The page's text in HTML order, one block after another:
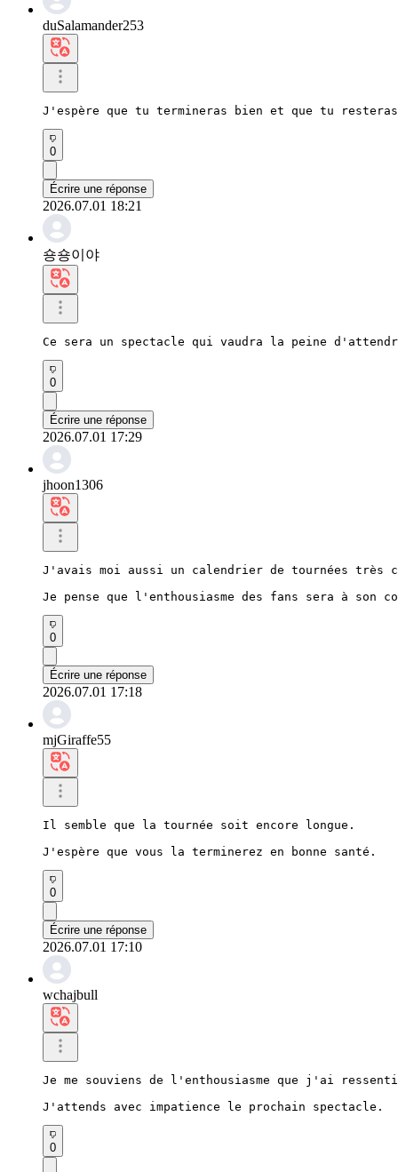
duSalamander253
J'espère que tu termineras bien et que tu
0
Écrire une réponse
2026.07.01 18:21
숑숑이야
Ce sera un spectacle qui vaudra la peine
0
Écrire une réponse
2026.07.01 17:29
jhoon1306
J'avais moi aussi un calendrier de tournées très
Je pense que l'enthousiasme des fans sera à son
0
Écrire une réponse
2026.07.01 17:18
mjGiraffe55
Il semble que la tournée soit encore longue.
J'espère que vous la terminerez en bonne santé.
0
Écrire une réponse
2026.07.01 17:10
wchajbull
Je me souviens de l'enthousiasme que j'ai
J'attends avec impatience le prochain spectacle.
0